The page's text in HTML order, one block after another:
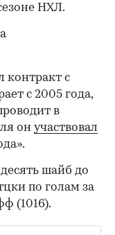
НХЛ.
контракт с
с 2005 года,
в
он участвовал
шайб до
по голам за
(1016).